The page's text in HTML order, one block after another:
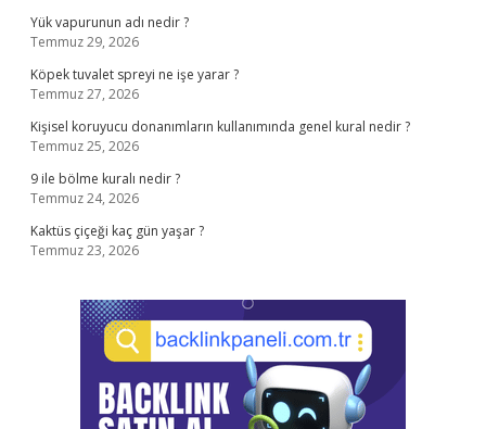
Yük vapurunun adı nedir ?
Temmuz 29, 2026
Köpek tuvalet spreyi ne işe yarar ?
Temmuz 27, 2026
Kişisel koruyucu donanımların kullanımında genel kural nedir ?
Temmuz 25, 2026
9 ile bölme kuralı nedir ?
Temmuz 24, 2026
Kaktüs çiçeği kaç gün yaşar ?
Temmuz 23, 2026